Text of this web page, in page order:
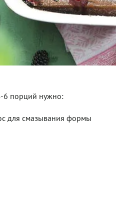
6 порций нужно:
для смазывания формы